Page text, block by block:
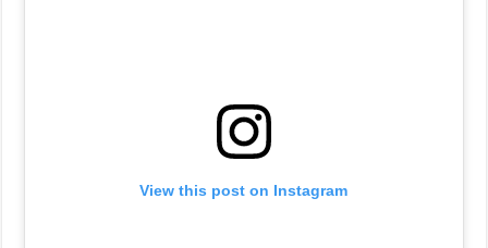
View this post on Instagram